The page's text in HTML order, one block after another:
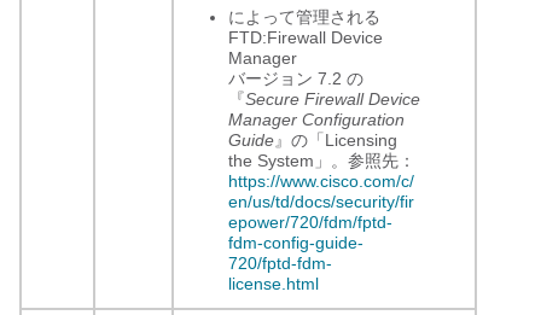
によって管理される
FTD:Firewall Device
Manager
バージョン 7.2 の
『Secure Firewall Device
Manager Configuration
Guide』の「Licensing
the System」。参照先：
https://www.cisco.com/c/
en/us/td/docs/security/fir
epower/720/fdm/fptd-
fdm-config-guide-
720/fptd-fdm-
license.html